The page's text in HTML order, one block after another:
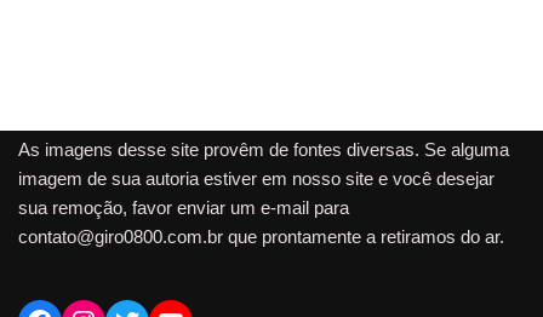
As imagens desse site provêm de fontes diversas. Se alguma
imagem de sua autoria estiver em nosso site e você desejar
sua remoção, favor enviar um e-mail para
contato@giro0800.com.br que prontamente a retiramos do ar.